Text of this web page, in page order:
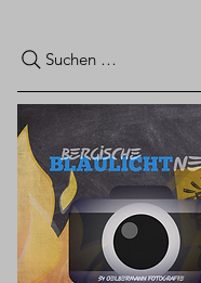
Suchen …